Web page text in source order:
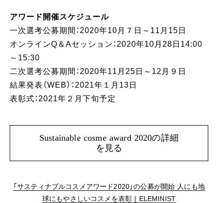
アワード開催スケジュール
一次選考公募期間：2020年10月７日～11月15日
オンラインQ＆Aセッション：2020年10月28日14:00
～15:30
二次選考公募期間：2020年11月25日～12月９日
結果発表（WEB）：2021年１月13日
表彰式：2021年２月下旬予定
Sustainable cosme award 2020の詳細
を見る
「サスティナブルコスメアワード2020」の公募が開始 人にも地
球にもやさしいコスメを表彰 | ELEMINIST